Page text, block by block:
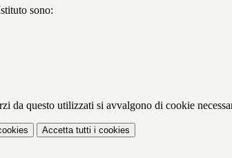
sono:
da questo utilizzati si avvalgono di cookie
Accetta tutti i cookies